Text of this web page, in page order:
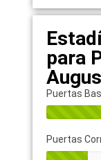
para
Puertas
Puertas